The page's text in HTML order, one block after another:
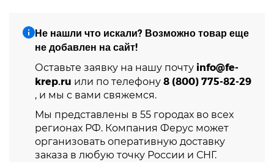
Не нашли что искали? Возможно товар еще
не добавлен на сайт!
Оставьте заявку на нашу почту info@fe-
krep.ru или по телефону 8 (800) 775-82-29
, и мы с вами свяжемся.
Мы представлены в 55 городах во всех
регионах РФ. Компания Ферус может
организовать оперативную доставку
заказа в любую точку России и СНГ.